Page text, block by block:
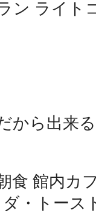
食 館内カ
・トース